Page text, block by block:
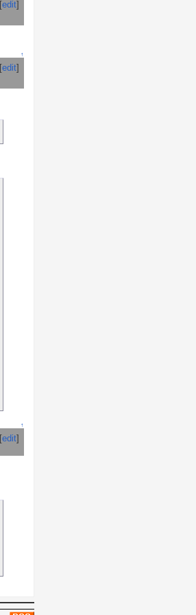
[edit]
↑
[edit]
↑
[edit]